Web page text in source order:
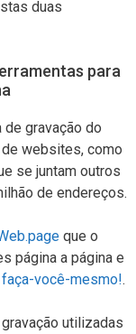
duas
para
gravação do
websites, como
se juntam outros
de endereços.
que o
página a página e
faça-você-mesmo!.
utilizadas